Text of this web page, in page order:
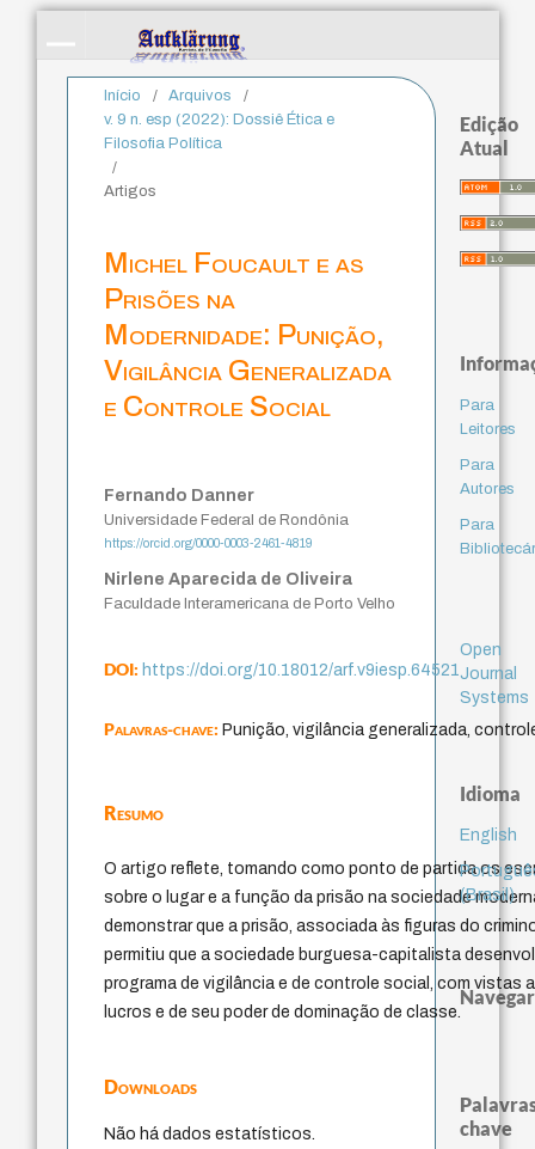
Início / Arquivos
/
v. 9 n. esp (2022): Dossiê Ética e
Filosofia Política
/
Artigos
Michel Foucault e as
Prisões na
Modernidade: Punição,
Vigilância Generalizada
e Controle Social
Fernando Danner
Universidade Federal de Rondônia
https://orcid.org/0000-0003-2461-4819
Nirlene Aparecida de Oliveira
Faculdade Interamericana de Porto Velho
DOI:https://doi.org/10.18012/arf.v9iesp.64521
Palavras-chave:Punição, vigilância generalizada,
Resumo
O artigo reflete, tomando como ponto de partida os
sobre o lugar e a função da prisão na sociedade
demonstrar que a prisão, associada às figuras do
permitiu que a sociedade burguesa-capitalista
programa de vigilância e de controle social, com vistas
lucros e de seu poder de dominação de classe.
Downloads
Não há dados estatísticos.
Edição
Atual
Para
Leitores
Para
Autores
Para
Open
Journal
Systems
Idioma
English
(Brasil)
Navegar
chave